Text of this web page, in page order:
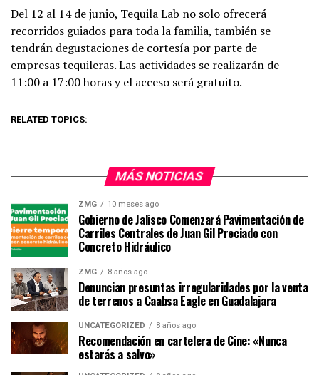
Del 12 al 14 de junio, Tequila Lab no solo ofrecerá
recorridos guiados para toda la familia, también se
tendrán degustaciones de cortesía por parte de
empresas tequileras. Las actividades se realizarán de
11:00 a 17:00 horas y el acceso será gratuito.
RELATED TOPICS:
MÁS NOTICIAS
ZMG 10 meses ago
Gobierno de Jalisco Comenzará Pavimentación de
Carriles Centrales de Juan Gil Preciado con
Concreto Hidráulico
ZMG 8 años ago
Denuncian presuntas irregularidades por la venta
de terrenos a Caabsa Eagle en Guadalajara
UNCATEGORIZED 8 años ago
Recomendación en cartelera de Cine: «Nunca
estarás a salvo»